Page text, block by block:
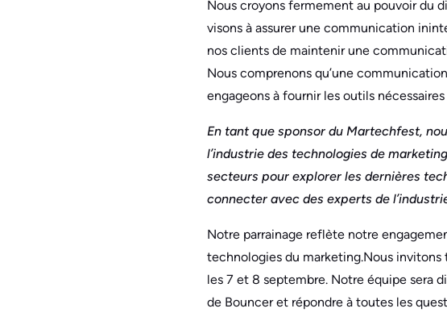
Nous croyons fermement au pouvoir du
visons à assurer une communication
nos clients de maintenir une
Nous comprenons qu’une
engageons à fournir les outils
En tant que sponsor du Martechfest,
l’industrie des technologies de
secteurs pour explorer les dernières
connecter avec des experts de
Notre parrainage reflète notre
technologies du marketing.Nous
les 7 et 8 septembre. Notre équipe sera
de Bouncer et répondre à toutes les